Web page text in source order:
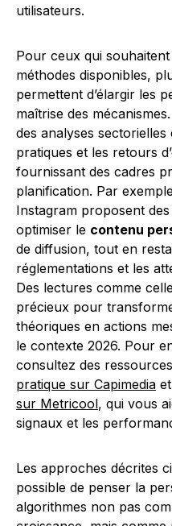
utilisateurs.
Pour ceux qui
méthodes disponibles,
permettent d’élargir les
maîtrise des
des analyses
pratiques et les retours
fournissant des cadres
planification. Par
Instagram proposent
optimiser le contenu
de diffusion, tout en
réglementations et les
Des lectures comme
précieux pour
théoriques en actions
le contexte 2026. Pour
consultez des
pratique sur Capimedia et
sur Metricool, qui vous
signaux et les
Les approches décrites
possible de penser la
algorithmes non pas